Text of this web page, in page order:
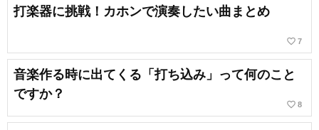
打楽器に挑戦！カホンで演奏したい曲まとめ
favorite_border 7
音楽作る時に出てくる「打ち込み」って何のこと
ですか？
favorite_border 8